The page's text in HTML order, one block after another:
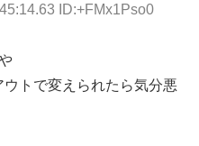
ID:+FMx1Pso0
トで変えられたら気分悪